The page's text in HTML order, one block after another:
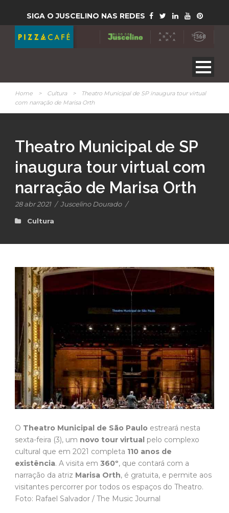
SIGA O JUSCELINO NAS REDES
Home > Cultura >
Theatro Municipal de SP inaugura tour virtual
com narração de Marisa Orth
Theatro Municipal de SP
inaugura tour virtual com
narração de Marisa Orth
28 abr 2021 / Juscelino Dourado /
Cultura
O Theatro Municipal de São Paulo estreará nesta
sexta-feira (3), um novo tour virtual pelo complexo
cultural que em 2021 completa 110 anos de
existência. A visita em 360º, que contará com a
narração da atriz Marisa Orth, é gratuita, e permite aos
visitantes percorrer por todos os espaços do Theatro.
Foto: Rafael Salvador / The Music Journal